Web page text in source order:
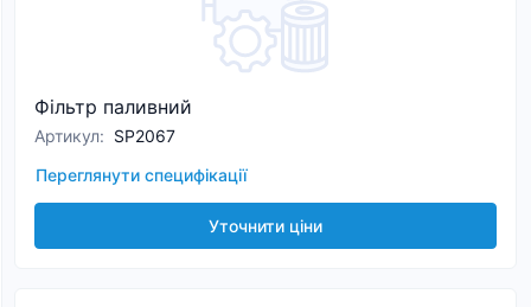
Фільтр паливний
Артикул: SP2067
Переглянути специфікації
Уточнити ціни